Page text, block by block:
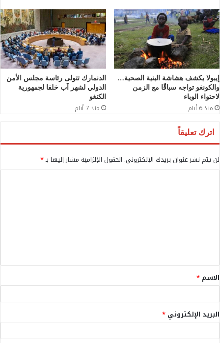
إيبولا يكشف هشاشة البنية الصحية…
والكونغو تواجه سباقًا مع الزمن
لاحتواء الوباء
منذ 6 أيام
الدنمارك تتولى رئاسة مجلس الأمن
الدولي لشهر آب خلفا لجمهورية
الكنغو
منذ 7 أيام
اترك تعليقاً
لن يتم نشر عنوان بريدك الإلكتروني. الحقول الإلزامية مشار إليها بـ*
ق
*
الاسم *
البريد الإلكتروني *